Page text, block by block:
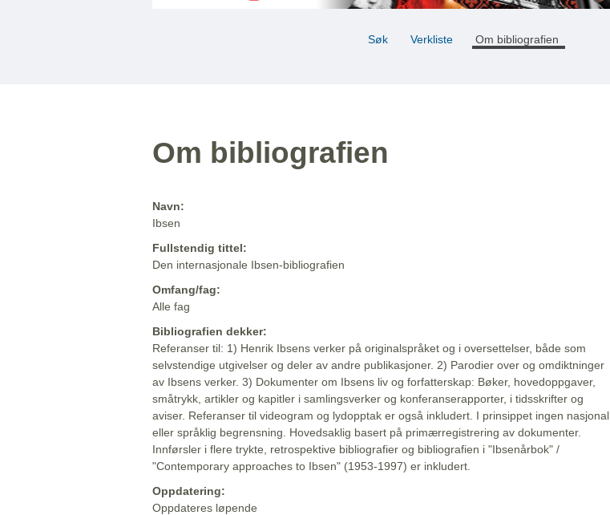
Søk Verkliste Om bibliografien
Om bibliografien
Navn:
Ibsen
Fullstendig tittel:
Den internasjonale Ibsen-bibliografien
Omfang/fag:
Alle fag
Bibliografien dekker:
Referanser til: 1) Henrik Ibsens verker på originalspråket og i oversettelser, både som
selvstendige utgivelser og deler av andre publikasjoner. 2) Parodier over og omdiktninger
av Ibsens verker. 3) Dokumenter om Ibsens liv og forfatterskap: Bøker, hovedoppgaver,
småtrykk, artikler og kapitler i samlingsverker og konferanserapporter, i tidsskrifter og
aviser. Referanser til videogram og lydopptak er også inkludert. I prinsippet ingen nasjonal
eller språklig begrensning. Hovedsaklig basert på primærregistrering av dokumenter.
Innførsler i flere trykte, retrospektive bibliografier og bibliografien i "Ibsenårbok" /
"Contemporary approaches to Ibsen" (1953-1997) er inkludert.
Oppdatering:
Oppdateres løpende